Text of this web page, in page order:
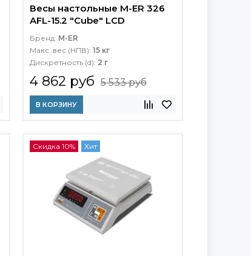
Весы настольные M-ER 326
AFL-15.2 "Cube" LCD
Бренд: M-ER
Макс. вес (НПВ): 15 кг
Дискретность (d): 2 г
4 862 руб 5 533 руб
В КОРЗИНУ
Скидка 10% Хит